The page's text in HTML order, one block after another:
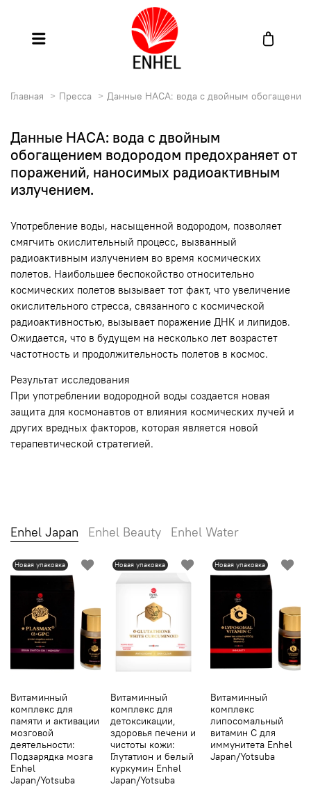
Главная Пресса Данные НАСА: вода с двойным
Данные НАСА: вода с двойным
обогащением водородом предохраняет от
поражений, наносимых радиоактивным
излучением.
Употребление воды, насыщенной водородом, позволяет
смягчить окислительный процесс, вызванный
радиоактивным излучением во время космических
полетов. Наибольшее беспокойство относительно
космических полетов вызывает тот факт, что увеличение
окислительного стресса, связанного с космической
радиоактивностью, вызывает поражение ДНК и липидов.
Ожидается, что в будущем на несколько лет возрастет
частотность и продолжительность полетов в космос.
Результат исследования
При употреблении водородной воды создается новая
защита для космонавтов от влияния космических лучей и
других вредных факторов, которая является новой
терапевтической стратегией.
Enhel Japan Enhel Beauty Enhel Water
Новая упаковка
Витаминный
комплекс для
памяти и активации
мозговой
деятельности:
Подзарядка мозга
Enhel
Japan/Yotsuba
Новая упаковка
Витаминный
комплекс для
детоксикации,
здоровья печени и
чистоты кожи:
Глутатион и белый
куркумин Enhel
Japan/Yotsuba
Новая упаковка
Витаминный
комплекс
липосомальный
витамин С для
иммунитета Enhel
Japan/Yotsuba